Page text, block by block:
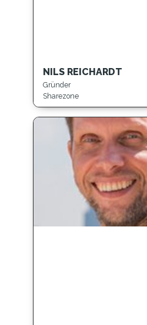
NILS REICHARDT
Gründer
Sharezone